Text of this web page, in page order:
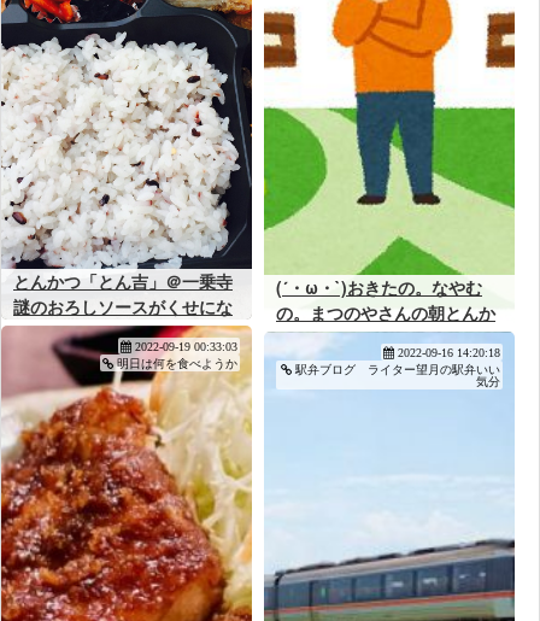
とんかつ「とん吉」＠一乗寺
謎のおろしソースがくせにな
る人気店
(´・ω・`)おきたの。なやむ
の。まつのやさんの朝とんか
つ490えんかまつやさんの朝
定食420えんかまようの。
2022-09-19 00:33:03
明日は何を食べようか
2022-09-16 14:20:18
駅弁ブログ ライター望月の駅弁いい
気分